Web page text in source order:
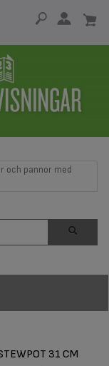
och pannor med
31 CM